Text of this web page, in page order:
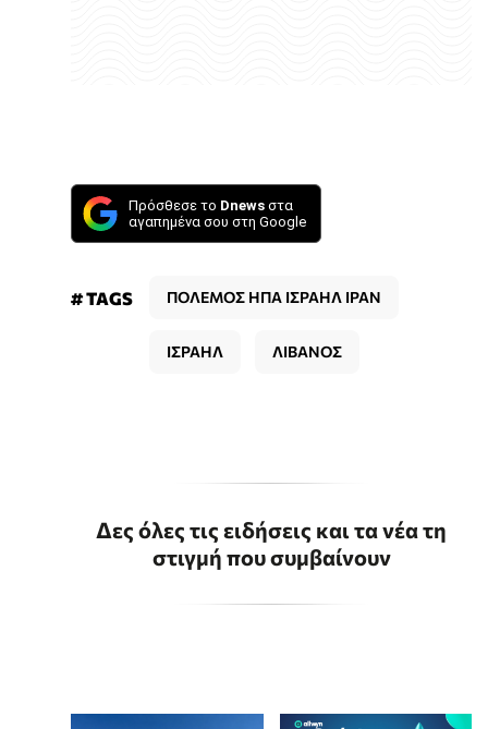
Πρόσθεσε το Dnews στα
αγαπημένα σου στη Google
# TAGS ΠΟΛΕΜΟΣ ΗΠΑ ΙΣΡΑΗΛ ΙΡΑΝ
ΙΣΡΑΗΛ ΛΙΒΑΝΟΣ
Δες όλες τις ειδήσεις και τα νέα τη
στιγμή που συμβαίνουν